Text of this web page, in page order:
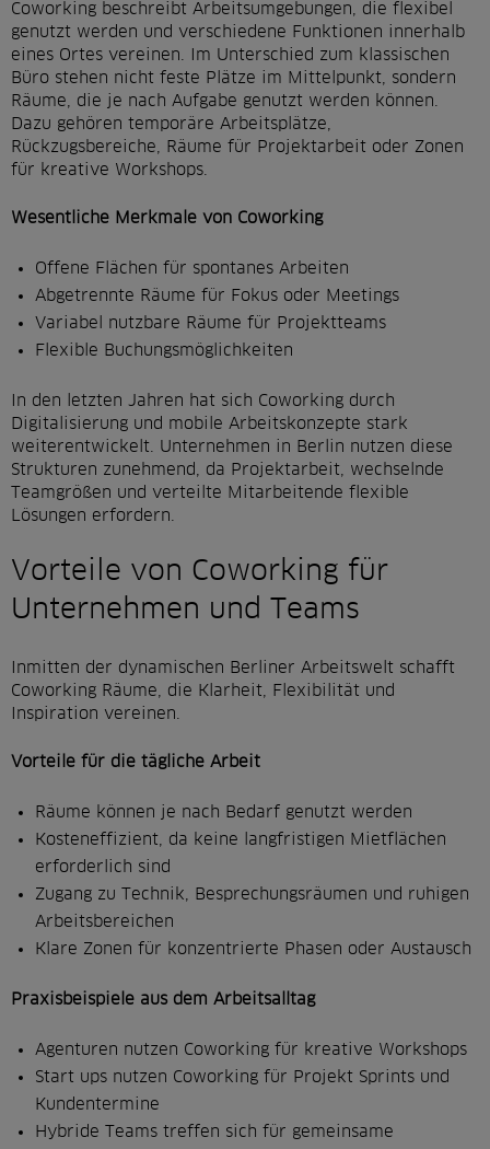
Coworking beschreibt Arbeitsumgebungen, die flexibel
genutzt werden und verschiedene Funktionen innerhalb
eines Ortes vereinen. Im Unterschied zum klassischen
Büro stehen nicht feste Plätze im Mittelpunkt, sondern
Räume, die je nach Aufgabe genutzt werden können.
Dazu gehören temporäre Arbeitsplätze,
Rückzugsbereiche, Räume für Projektarbeit oder Zonen
für kreative Workshops.
Wesentliche Merkmale von Coworking
Offene Flächen für spontanes Arbeiten
Abgetrennte Räume für Fokus oder Meetings
Variabel nutzbare Räume für Projektteams
Flexible Buchungsmöglichkeiten
In den letzten Jahren hat sich Coworking durch
Digitalisierung und mobile Arbeitskonzepte stark
weiterentwickelt. Unternehmen in Berlin nutzen diese
Strukturen zunehmend, da Projektarbeit, wechselnde
Teamgrößen und verteilte Mitarbeitende flexible
Lösungen erfordern.
Vorteile von Coworking für
Unternehmen und Teams
Inmitten der dynamischen Berliner Arbeitswelt schafft
Coworking Räume, die Klarheit, Flexibilität und
Inspiration vereinen.
Vorteile für die tägliche Arbeit
Räume können je nach Bedarf genutzt werden
Kosteneffizient, da keine langfristigen Mietflächen
erforderlich sind
Zugang zu Technik, Besprechungsräumen und ruhigen
Arbeitsbereichen
Klare Zonen für konzentrierte Phasen oder Austausch
Praxisbeispiele aus dem Arbeitsalltag
Agenturen nutzen Coworking für kreative Workshops
Start ups nutzen Coworking für Projekt Sprints und
Kundentermine
Hybride Teams treffen sich für gemeinsame